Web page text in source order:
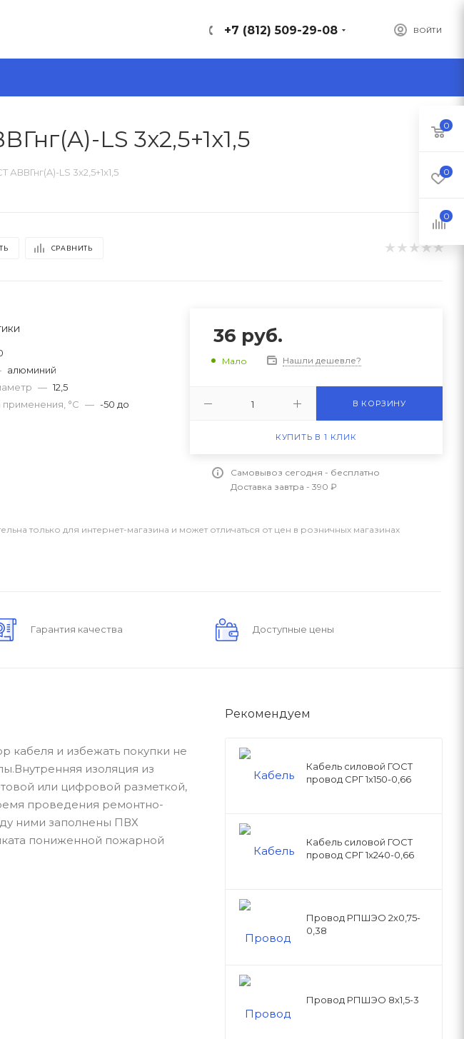
ВОЙТИ
+7 (812) 509-29-08
LS 3x2,5+1x1,5
LS 3x2,5+1x1,5
СРАВНИТЬ
алюминий
— 12,5
°C — -50 до
36 руб.
Мало Нашли дешевле?
В КОРЗИНУ
КУПИТЬ В 1 КЛИК
Самовывоз сегодня - бесплатно
Доставка завтра - 390 ₽
только для интернет-магазина и может отличаться от цен в розничных магазинах
Гарантия качества Доступные цены
кабеля и избежать покупки не
изоляция из
или цифровой разметкой,
проведения ремонтно-
ними заполнены ПВХ
пониженной пожарной
Рекомендуем
Кабель силовой ГОСТ
провод СРГ 1х150-0,66
Кабель силовой ГОСТ
провод СРГ 1х240-0,66
Провод РПШЭО 2х0,75-
0,38
Провод РПШЭО 8х1,5-3
0
0
0